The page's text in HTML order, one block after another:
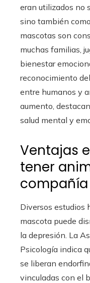
eran utilizados no
sino también
mascotas son
muchas familias,
bienestar
reconocimiento
entre humanos y
aumento,
salud mental y
Ventajas
tener
compañía
Diversos estudios
mascota puede
la depresión. La
Psicología indica
se liberan
vinculadas con el